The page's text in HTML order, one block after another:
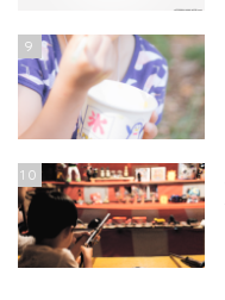
9
10